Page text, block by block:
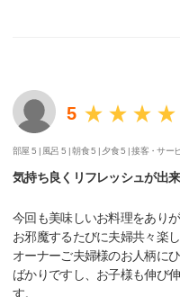
5
部屋 5 | 風呂 5 |朝食 5 | 夕食 5 |接客・サー
気持ち良くリフレッシュが出
今回も美味しいお料理をあり
お邪魔するたびに夫婦共々楽
オーナーご夫婦様のお人柄に
ばかりですし、お子様も伸び
す。